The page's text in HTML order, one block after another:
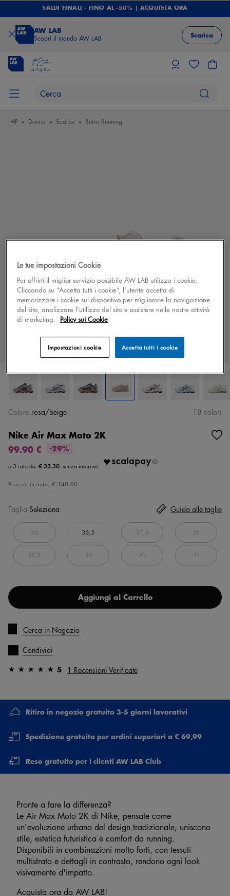
SALDI FINALI - FINO AL -50% | ACQUISTA ORA
AW LAB
Scopri il mondo AW LAB Scarica
HP Donna Scarpe Retro Running
Nike Air Max Moto 2K
99.90 €
-29%
€ 33.30
Prezzo iniziale: € 140.00
Colore rosa/beige 18 colori
Taglia Seleziona
36 36,5 37,5 38
38,5 39 40 41
Guida alle taglie
Aggiungi al Carrello
Cerca in Negozio
Condividi
5 1 Recensioni Verificate
Ritiro in negozio gratuito 3-5 giorni lavorativi
Spedizione gratuita per ordini superiori a € 69,99
Reso gratuito per i clienti AW LAB Club
Pronte a fare la differenza?
Le Air Max Moto 2K di Nike, pensate come
un'evoluzione urbana del design tradizionale, uniscono
stile, estetica futuristica e comfort da running.
Disponibili in combinazioni molto forti, con tessuti
multistrato e dettagli in contrasto, rendono ogni look
visivamente d'impatto.
Acquista ora da AW LAB!
Le tue impostazioni Cookie
Per offrirti il miglior servizio possibile AW LAB utilizza i cookie.
Cliccando su “Accetta tutti i cookie”, l'utente accetta di
memorizzare i cookie sul dispositivo per migliorare la navigazione
del sito, analizzare l'utilizzo del sito e assistere nelle nostre attività
di marketing. Policy sui Cookie
Accetta tutti i cookie
Impostazioni cookie